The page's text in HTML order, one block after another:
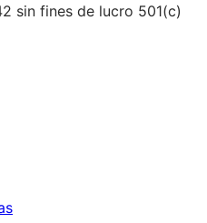
sin fines de lucro 501(c)